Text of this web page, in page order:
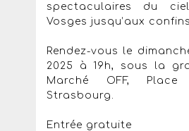
spectaculaires du
Vosges jusqu’aux
Rendez-vous le
2025 à 19h, sous la
Marché OFF, Place
Strasbourg.
Entrée gratuite